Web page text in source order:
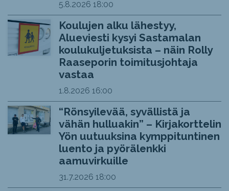
5.8.2026 18:00
Koulujen alku lähestyy,
Alueviesti kysyi Sastamalan
koulukuljetuksista – näin Rolly
Raaseporin toimitusjohtaja
vastaa
1.8.2026 16:00
“Rönsyilevää, syvällistä ja
vähän hulluakin” – Kirjakorttelin
Yön uutuuksina kymppituntinen
luento ja pyörälenkki
aamuvirkuille
31.7.2026 18:00